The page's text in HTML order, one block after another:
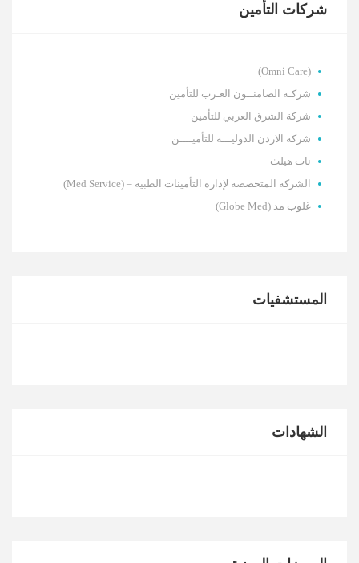
شركات التأمين
(Omni Care)
شركـة الضامنــون العـرب للتأمين
شركة الشرق العربي للتأمين
شركة الاردن الدوليـــة للتأميــــن
نات هيلث
الشركة المتخصصة لإدارة التأمينات الطبية – (Med Service)
غلوب مد (Globe Med)
المستشفيات
الشهادات